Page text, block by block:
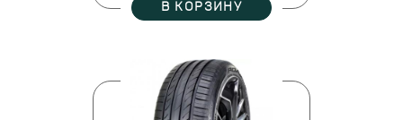
В КОРЗИНУ